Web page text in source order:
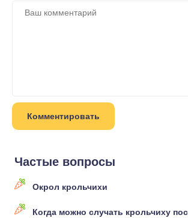
Частые вопросы
Окрол крольчихи
Когда можно случать крольчиху